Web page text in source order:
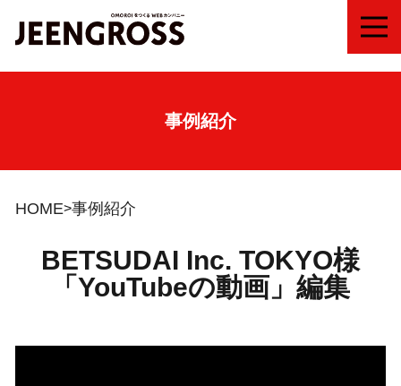
事例紹介
HOME 事例紹介
BETSUDAI Inc. TOKYO様
「YouTubeの動画」編集